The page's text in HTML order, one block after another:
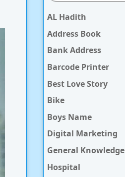
AL Hadith
Address Book
Bank Address
Barcode Printer
Best Love Story
Bike
Boys Name
Digital Marketing
General Knowledge
Hospital